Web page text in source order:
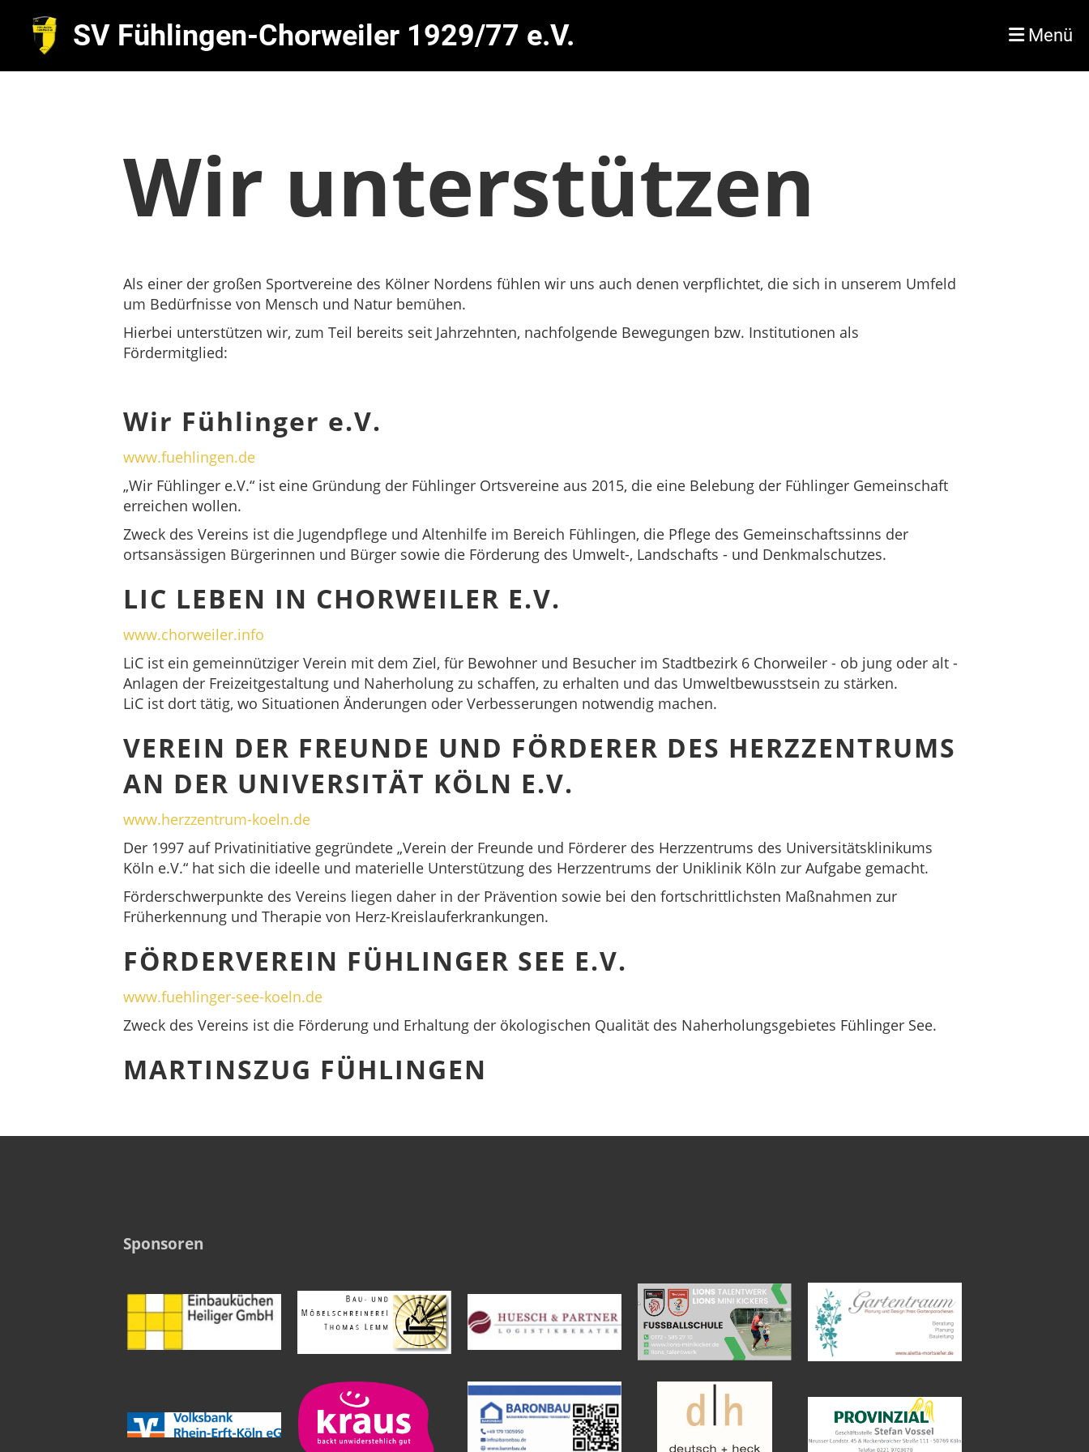
SV Fühlingen-Chorweiler 1929/77 e.V. Menü
Wir unterstützen
Als einer der großen Sportvereine des Kölner Nordens fühlen wir uns auch denen verpflichtet, die sich in unserem Umfeld
um Bedürfnisse von Mensch und Natur bemühen.
Hierbei unterstützen wir, zum Teil bereits seit Jahrzehnten, nachfolgende Bewegungen bzw. Institutionen als
Fördermitglied:
Wir Fühlinger e.V.
www.fuehlingen.de
„Wir Fühlinger e.V.“ ist eine Gründung der Fühlinger Ortsvereine aus 2015, die eine Belebung der Fühlinger Gemeinschaft
erreichen wollen.
Zweck des Vereins ist die Jugendpflege und Altenhilfe im Bereich Fühlingen, die Pflege des Gemeinschaftssinns der
ortsansässigen Bürgerinnen und Bürger sowie die Förderung des Umwelt-, Landschafts - und Denkmalschutzes.
LIC LEBEN IN CHORWEILER E.V.
www.chorweiler.info
LiC ist ein gemeinnütziger Verein mit dem Ziel, für Bewohner und Besucher im Stadtbezirk 6 Chorweiler - ob jung oder alt -
Anlagen der Freizeitgestaltung und Naherholung zu schaffen, zu erhalten und das Umweltbewusstsein zu stärken.
LiC ist dort tätig, wo Situationen Änderungen oder Verbesserungen notwendig machen.
VEREIN DER FREUNDE UND FÖRDERER DES HERZZENTRUMS
AN DER UNIVERSITÄT KÖLN E.V.
www.herzzentrum-koeln.de
Der 1997 auf Privatinitiative gegründete „Verein der Freunde und Förderer des Herzzentrums des Universitätsklinikums
Köln e.V.“ hat sich die ideelle und materielle Unterstützung des Herzzentrums der Uniklinik Köln zur Aufgabe gemacht.
Förderschwerpunkte des Vereins liegen daher in der Prävention sowie bei den fortschrittlichsten Maßnahmen zur
Früherkennung und Therapie von Herz-Kreislauferkrankungen.
FÖRDERVEREIN FÜHLINGER SEE E.V.
www.fuehlinger-see-koeln.de
Zweck des Vereins ist die Förderung und Erhaltung der ökologischen Qualität des Naherholungsgebietes Fühlinger See.
MARTINSZUG FÜHLINGEN
Sponsoren